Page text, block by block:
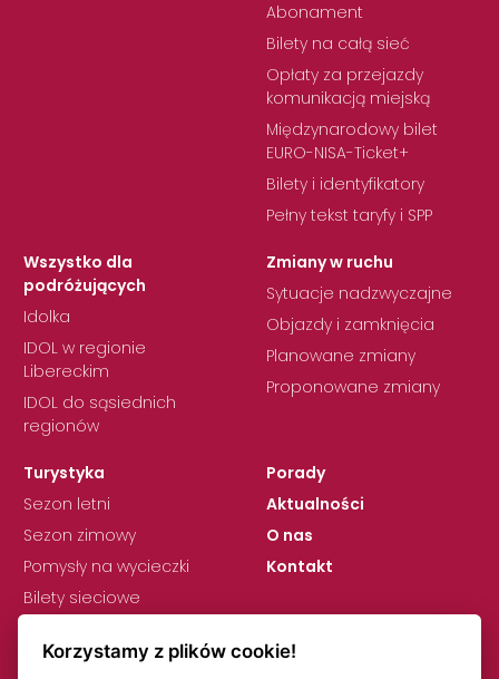
Abonament
Bilety na całą sieć
Opłaty za przejazdy
komunikacją miejską
Międzynarodowy bilet
EURO-NISA-Ticket+
Bilety i identyfikatory
Pełny tekst taryfy i SPP
Wszystko dla
podróżujących
Idolka
IDOL w regionie
Libereckim
IDOL do sąsiednich
regionów
Zmiany w ruchu
Sytuacje nadzwyczajne
Objazdy i zamknięcia
Planowane zmiany
Proponowane zmiany
Turystyka
Sezon letni
Sezon zimowy
Pomysły na wycieczki
Bilety sieciowe
Porady
Aktualności
O nas
Kontakt
Korzystamy z plików cookie!